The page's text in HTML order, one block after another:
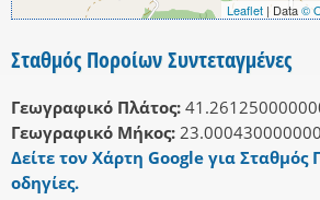
Leaflet | Data©
Σταθμός Ποροίων Συντεταγμένες
Γεωγραφικό Πλάτος:
Γεωγραφικό Μήκος: 23.000430000000
Δείτε τον Χάρτη Google για Σταθμός
οδηγίες.